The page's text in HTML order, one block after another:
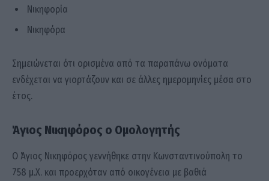
Νικηφορία
Νικηφόρα
Σημειώνεται ότι ορισμένα από τα παραπάνω ονόματα
ενδέχεται να γιορτάζουν και σε άλλες ημερομηνίες μέσα στο
έτος.
Άγιος Νικηφόρος ο Ομολογητής
Ο Άγιος Νικηφόρος γεννήθηκε στην Κωνσταντινούπολη το
758 μ.Χ. και προερχόταν από οικογένεια με βαθιά